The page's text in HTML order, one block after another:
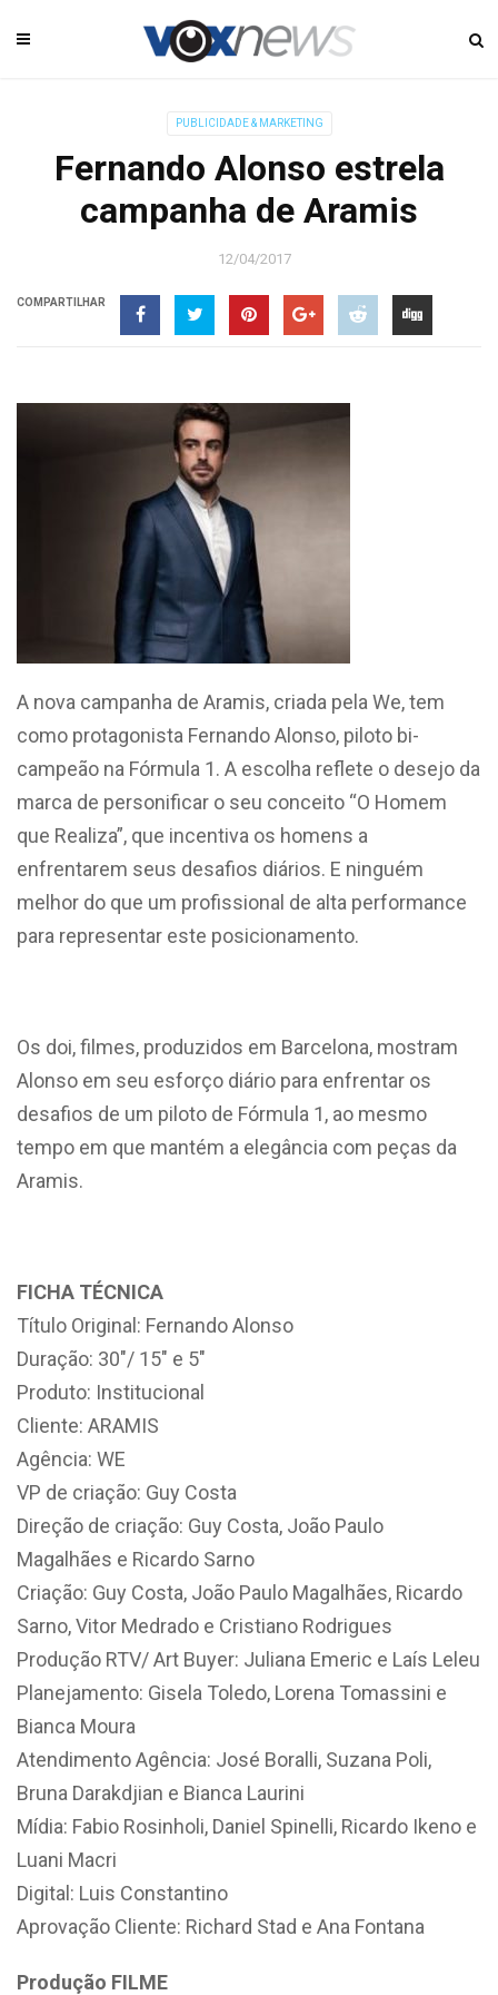
PUBLICIDADE & MARKETING
Fernando Alonso estrela
campanha de Aramis
12/04/2017
COMPARTILHAR
A nova campanha de Aramis, criada pela We, tem
como protagonista Fernando Alonso, piloto bi-
campeão na Fórmula 1. A escolha reflete o desejo da
marca de personificar o seu conceito “O Homem
que Realiza”, que incentiva os homens a
enfrentarem seus desafios diários. E ninguém
melhor do que um profissional de alta performance
para representar este posicionamento.
Os doi, filmes, produzidos em Barcelona, mostram
Alonso em seu esforço diário para enfrentar os
desafios de um piloto de Fórmula 1, ao mesmo
tempo em que mantém a elegância com peças da
Aramis.
FICHA TÉCNICA
Título Original: Fernando Alonso
Duração: 30″/ 15″ e 5″
Produto: Institucional
Cliente: ARAMIS
Agência: WE
VP de criação: Guy Costa
Direção de criação: Guy Costa, João Paulo
Magalhães e Ricardo Sarno
Criação: Guy Costa, João Paulo Magalhães, Ricardo
Sarno, Vitor Medrado e Cristiano Rodrigues
Produção RTV/ Art Buyer: Juliana Emeric e Laís Leleu
Planejamento: Gisela Toledo, Lorena Tomassini e
Bianca Moura
Atendimento Agência: José Boralli, Suzana Poli,
Bruna Darakdjian e Bianca Laurini
Mídia: Fabio Rosinholi, Daniel Spinelli, Ricardo Ikeno e
Luani Macri
Digital: Luis Constantino
Aprovação Cliente: Richard Stad e Ana Fontana
Produção FILME